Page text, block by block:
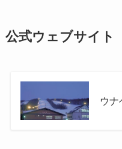
公式ウェブサイト
ウナ